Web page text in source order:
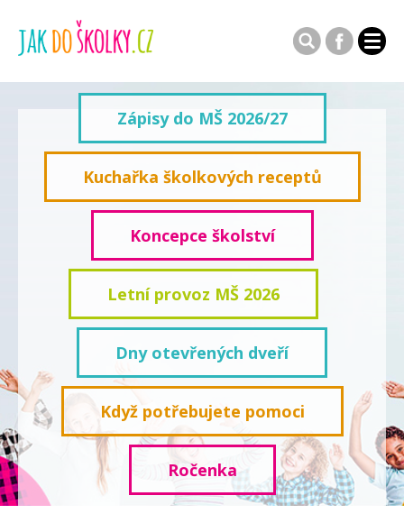
Zápisy do MŠ 2026/27
Kuchařka školkových receptů
Koncepce školství
Letní provoz MŠ 2026
Dny otevřených dveří
Když potřebujete pomoci
Ročenka